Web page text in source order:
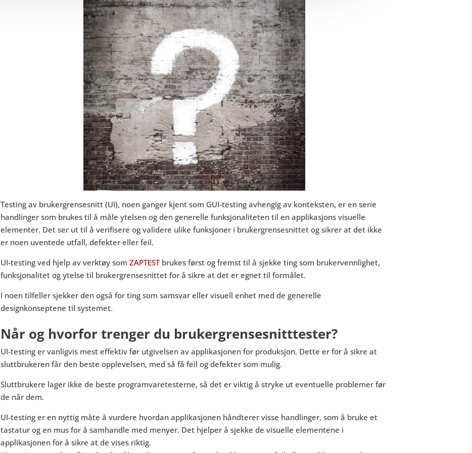
Testing av brukergrensesnitt (UI), noen ganger kjent som GUI-testing avhengig av konteksten, er en serie
handlinger som brukes til å måle ytelsen og den generelle funksjonaliteten til en applikasjons visuelle
elementer. Det ser ut til å verifisere og validere ulike funksjoner i brukergrensesnittet og sikrer at det ikke
er noen uventede utfall, defekter eller feil.
UI-testing ved hjelp av verktøy somZAPTESTbrukes først og fremst til å sjekke ting som brukervennlighet,
funksjonalitet og ytelse til brukergrensesnittet for å sikre at det er egnet til formålet.
I noen tilfeller sjekker den også for ting som samsvar eller visuell enhet med de generelle
designkonseptene til systemet.
Når og hvorfor trenger du brukergrensesnitttester?
UI-testing er vanligvis mest effektiv før utgivelsen av applikasjonen for produksjon. Dette er for å sikre at
sluttbrukeren får den beste opplevelsen, med så få feil og defekter som mulig.
Sluttbrukere lager ikke de beste programvaretesterne, så det er viktig å stryke ut eventuelle problemer før
de når dem.
UI-testing er en nyttig måte å vurdere hvordan applikasjonen håndterer visse handlinger, som å bruke et
tastatur og en mus for å samhandle med menyer. Det hjelper å sjekke de visuelle elementene i
applikasjonen for å sikre at de vises riktig.